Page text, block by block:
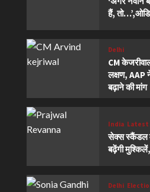
हैं,
Delhi
CM
लक्षण, AAP
बढ़ाने की मांग
India Latest
सेक्स स्कैंडल
बढ़ेंगी
Delhi